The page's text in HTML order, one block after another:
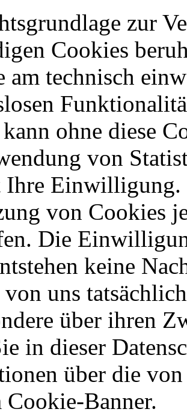
zur
Cookies
am technisch
kann ohne diese
von
Ihre
von Cookies
Die
keine
uns
über ihren
in dieser
über die
Cookie-Banner.